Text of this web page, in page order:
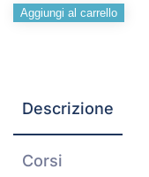
PLATINUM
Aggiungi al carrello
Descrizione
Corsi